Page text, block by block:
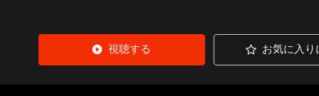
視聴する お気に入り